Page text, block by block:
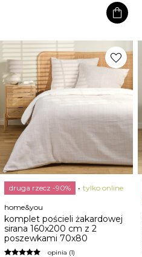
shopping_bag
favorite
druga rzecz -90% tylko online
home&you
komplet pościeli żakardowej
sirana 160x200 cm z 2
poszewkami 70x80
opinia (1)